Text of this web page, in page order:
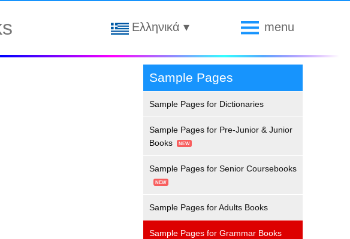
Ελληνικά ▾ menu
Sample Pages
Sample Pages for Dictionaries
Sample Pages for Pre-Junior & Junior
Books
Sample Pages for Senior Coursebooks
Sample Pages for Adults Books
Sample Pages for Grammar Books